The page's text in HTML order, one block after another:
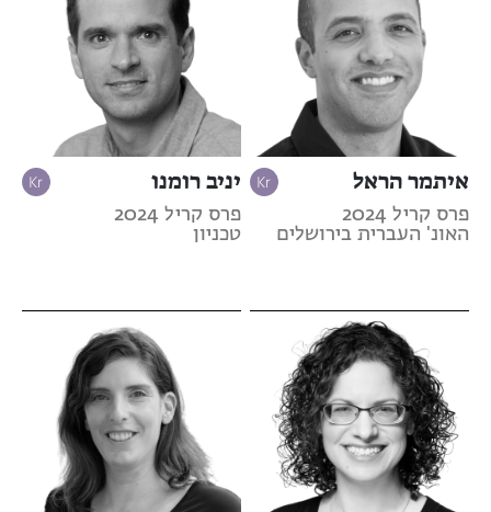
איתמר הראל
פרס קריל 2024
האונ' העברית בירושלים
יניב רומנו
פרס קריל 2024
טכניון